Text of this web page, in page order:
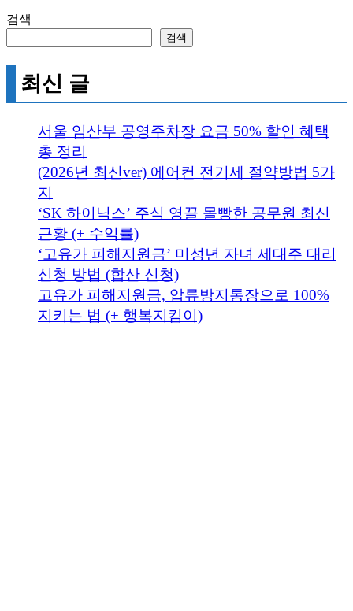
검색
검색
최신 글
서울 임산부 공영주차장 요금 50% 할인 혜택
총 정리
(2026년 최신ver) 에어컨 전기세 절약방법 5가
지
‘SK 하이닉스’ 주식 영끌 몰빵한 공무원 최신
근황 (+ 수익률)
‘고유가 피해지원금’ 미성년 자녀 세대주 대리
신청 방법 (합산 신청)
고유가 피해지원금, 압류방지통장으로 100%
지키는 법 (+ 행복지킴이)